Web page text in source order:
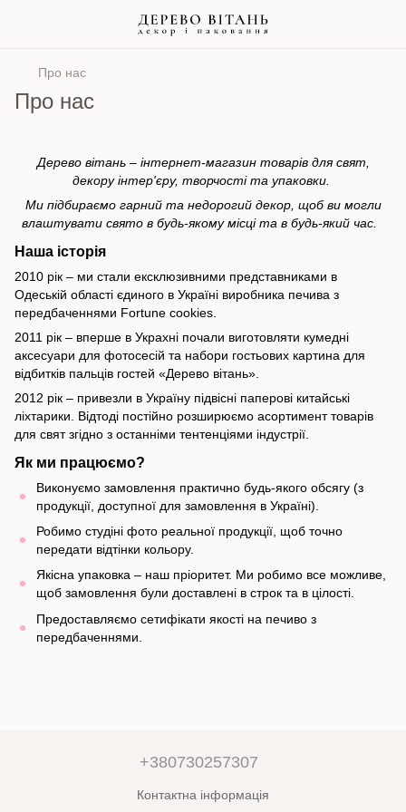
Про нас
Про нас
Дерево вітань – інтернет-магазин товарів для свят,
декору інтер'єру, творчості та упаковки.
Ми підбираємо гарний та недорогий декор, щоб ви могли
влаштувати свято в будь-якому місці та в будь-який час.
Наша історія
2010 рік – ми стали ексклюзивними представниками в
Одеській області єдиного в Україні виробника печива з
передбаченнями Fortune cookies.
2011 рік – вперше в Украхні почали виготовляти кумедні
аксесуари для фотосесій та набори гостьових картина для
відбитків пальців гостей «Дерево вітань».
2012 рік – привезли в Україну підвісні паперові китайські
ліхтарики. Відтоді постійно розширюємо асортимент товарів
для свят згідно з останніми тентенціями індустрії.
Як ми працюємо?
Виконуємо замовлення практично будь-якого обсягу (з
продукції, доступної для замовлення в Україні).
Робимо студіні фото реальної продукції, щоб точно
передати відтінки кольору.
Якісна упаковка – наш пріоритет. Ми робимо все можливе,
щоб замовлення були доставлені в строк та в цілості.
Предоставляємо сетифікати якості на печиво з
передбаченнями.
+380730257307
Контактна інформація